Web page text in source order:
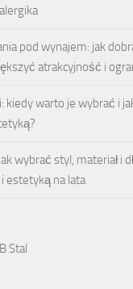
pod wynajem: jak
atrakcyjność i
kiedy warto je wybrać i
wybrać styl, materiał i
estetyką na lata
Stal